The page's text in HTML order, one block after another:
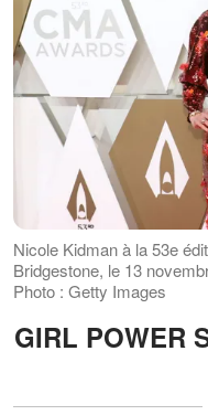
Nicole Kidman à la 53e
Bridgestone, le 13
Photo : Getty Images
GIRL